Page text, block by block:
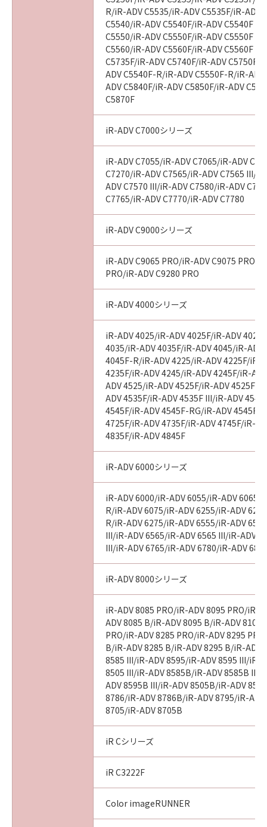
(1)本契約書は、お客様が『同意』を示す下記の
ボタンをクリックした時点で発効し、下記(2)ま
たは(3)により終了されるまで有効に存続しま
(2)お客様は、「許諾ソフトウェア」およびその
複製物のすべてをアンインストール、廃棄およ
び消去することにより、本契約書を終了させる
(3)お客様が本契約書のいずれかの条項に違反し
た場合、本契約書は直ちに終了します。
(4)お客様は、上記(3)による本契約書の終了後
直ちに、「許諾ソフトウェア」およびその複製
物のすべてをアンインストール、廃棄および消
９．U.S. GOVERNMENT RESTRICTED RIGHTS
“米国政府エンドユーザー”とは、米国政府の機
関また団体を意味します。もしお客様が米国政
府エンドユーザーである場合、以下の規定が適
用されます：The Software is a “commercial
item,” as that term is defined at 48 C.F.R.
2.101 (Oct 1995), consisting of “commercial
computer software” and “commercial
computer software documentation,” as such
terms are used in 48 C.F.R. 12.212 (Sept 1995).
Consistent with 48 C.F.R. 12.212 and 48 C.F.R.
227.7202-1 through 227.7202-4 (June 1995),
all U.S. Government End Users shall acquire
the Software with only those rights set forth
herein. Manufacturer is Canon Inc./30-2,
本条項中で使用される"the SOFTWARE"とは、
本契約書中で定義される「本ソフトウェア」を
意味し、指し示すものとします。
１０．分離可能性
本契約書のいずれかの条項またはその一部が法
律により無効となった場合でも、本契約書のそ
れ以外の条項は完全に有効に存続するものとし
キヤノン株式会社
R/iR-ADV C5535/iR-ADV C5535F/iR-ADV
C5540/iR-ADV C5540F/iR-ADV C5540F
C5550/iR-ADV C5550F/iR-ADV C5550F
C5560/iR-ADV C5560F/iR-ADV C5560F
C5735F/iR-ADV C5740F/iR-ADV C5750F/
ADV C5540F-R/iR-ADV C5550F-R/iR-
ADV C5840F/iR-ADV C5850F/iR-ADV
C5870F
iR-ADV C7000シリーズ
iR-ADV C7055/iR-ADV C7065/iR-ADV
C7270/iR-ADV C7565/iR-ADV C7565 III/
ADV C7570 III/iR-ADV C7580/iR-ADV
C7765/iR-ADV C7770/iR-ADV C7780
iR-ADV C9000シリーズ
iR-ADV C9065 PRO/iR-ADV C9075 PRO/
PRO/iR-ADV C9280 PRO
iR-ADV 4000シリーズ
iR-ADV 4025/iR-ADV 4025F/iR-ADV
4035/iR-ADV 4035F/iR-ADV 4045/iR-ADV
4045F-R/iR-ADV 4225/iR-ADV 4225F/iR-
4235F/iR-ADV 4245/iR-ADV 4245F/iR-
ADV 4525/iR-ADV 4525F/iR-ADV 4525F
ADV 4535F/iR-ADV 4535F III/iR-ADV
4545F/iR-ADV 4545F-RG/iR-ADV 4545F
4725F/iR-ADV 4735F/iR-ADV 4745F/iR-
4835F/iR-ADV 4845F
iR-ADV 6000シリーズ
iR-ADV 6000/iR-ADV 6055/iR-ADV 6065/
R/iR-ADV 6075/iR-ADV 6255/iR-ADV
R/iR-ADV 6275/iR-ADV 6555/iR-ADV
III/iR-ADV 6565/iR-ADV 6565 III/iR-ADV
III/iR-ADV 6765/iR-ADV 6780/iR-ADV
iR-ADV 8000シリーズ
iR-ADV 8085 PRO/iR-ADV 8095 PRO/iR-
ADV 8085 B/iR-ADV 8095 B/iR-ADV 8105
PRO/iR-ADV 8285 PRO/iR-ADV 8295
B/iR-ADV 8285 B/iR-ADV 8295 B/iR-ADV
8585 III/iR-ADV 8595/iR-ADV 8595 III/iR-
8505 III/iR-ADV 8585B/iR-ADV 8585B III/
ADV 8595B III/iR-ADV 8505B/iR-ADV
8786/iR-ADV 8786B/iR-ADV 8795/iR-
8705/iR-ADV 8705B
iR Cシリーズ
iR C3222F
Color imageRUNNER